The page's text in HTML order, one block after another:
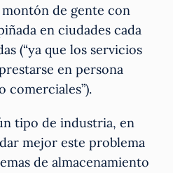
de gente con
en ciudades cada
(“ya que los servicios
en persona
comerciales”).
tipo de industria, en
mejor este problema
de almacenamiento